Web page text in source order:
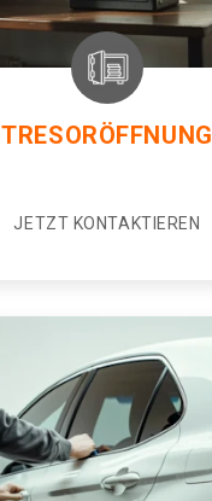
TRESORÖFFNUNG
JETZT KONTAKTIEREN